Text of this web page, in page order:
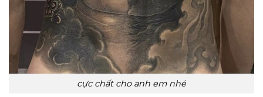
cực chất cho anh em nhé